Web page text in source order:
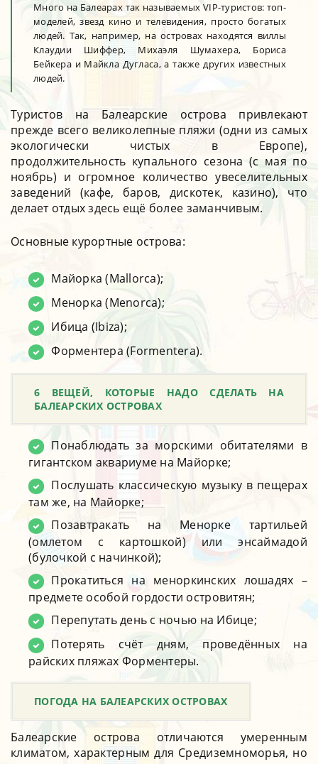
Много на Балеарах так называемых VIP-туристов: топ-
моделей, звезд кино и телевидения, просто богатых
людей. Так, например, на островах находятся виллы
Клаудии Шиффер, Михаэля Шумахера, Бориса
Бейкера и Майкла Дугласа, а также других известных
людей.
Туристов на Балеарские острова привлекают
прежде всего великолепные пляжи (одни из самых
экологически чистых в Европе),
продолжительность купального сезона (с мая по
ноябрь) и огромное количество увеселительных
заведений (кафе, баров, дискотек, казино), что
делает отдых здесь ещё более заманчивым.
Основные курортные острова:
Майорка (Mallorca);
Менорка (Menorca);
Ибица (Ibiza);
Форментера (Formentera).
6 ВЕЩЕЙ, КОТОРЫЕ НАДО СДЕЛАТЬ НА
БАЛЕАРСКИХ ОСТРОВАХ
Понаблюдать за морскими обитателями в
гигантском аквариуме на Майорке;
Послушать классическую музыку в пещерах
там же, на Майорке;
Позавтракать на Менорке тартильей
(омлетом с картошкой) или энсаймадой
(булочкой с начинкой);
Прокатиться на меноркинских лошадях –
предмете особой гордости островитян;
Перепутать день с ночью на Ибице;
Потерять счёт дням, проведённых на
райских пляжах Форментеры.
ПОГОДА НА БАЛЕАРСКИХ ОСТРОВАХ
Балеарские острова отличаются умеренным
климатом, характерным для Средиземноморья, но